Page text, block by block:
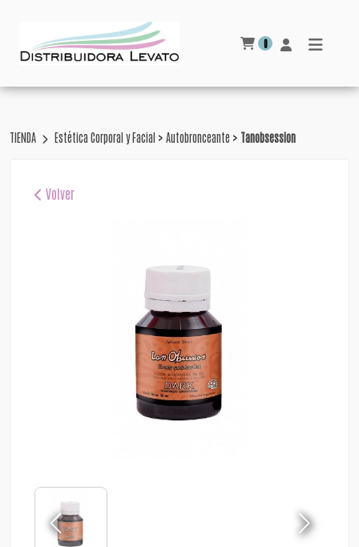
0
TIENDA Estética Corporal y Facial > Autobronceante > Tanobsession
Volver